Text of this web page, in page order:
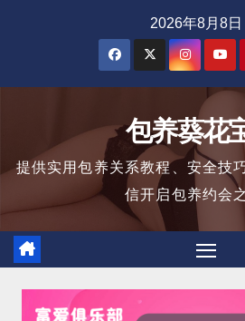
2026年8月8日
包养葵花
提供实用包养关系教程、安全技
信开启包养约会